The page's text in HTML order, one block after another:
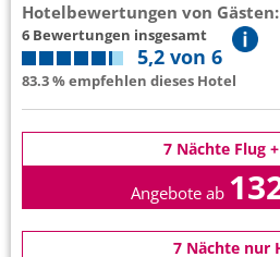
Hotelbewertungen von Gästen:
6 Bewertungen insgesamt
5,2 von 6
83.3 % empfehlen dieses Hotel
7 Nächte Flug
Angebote ab
7 Nächte nur